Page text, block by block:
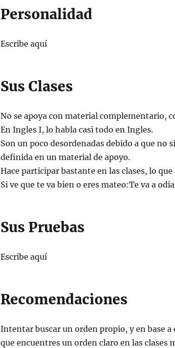
Personalidad
Escribe aquí
Sus Clases
No se apoya con material complementario,
En Ingles I, lo habla casi todo en Ingles.
Son un poco desordenadas debido a que no
definida en un material de apoyo.
Hace participar bastante en las clases, lo
Si ve que te va bien o eres mateo:Te va a
Sus Pruebas
Escribe aquí
Recomendaciones
Intentar buscar un orden propio, y en base
que encuentres un orden claro en las clases